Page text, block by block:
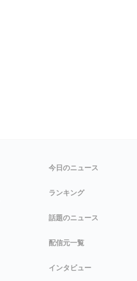
今日のニュース
ランキング
話題のニュース
配信元一覧
インタビュー